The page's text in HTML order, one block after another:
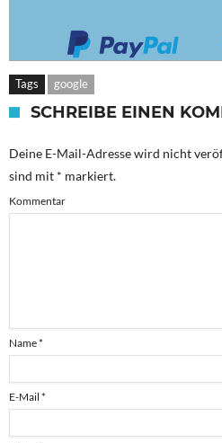
Tags google
SCHREIBE EINEN
Deine E-Mail-Adresse wird nicht
sind mit * markiert.
Kommentar
Name*
E-Mail *